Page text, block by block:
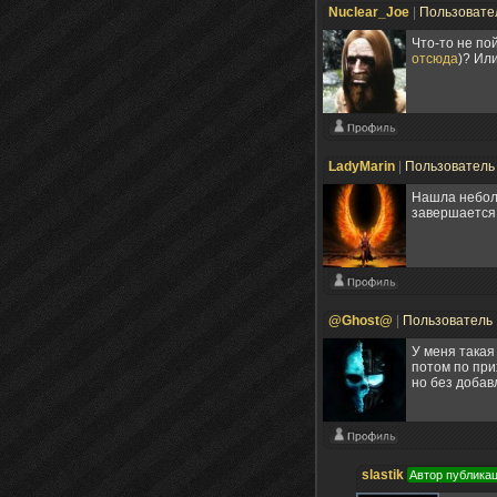
Nuclear_Joe
Что-то не
отсюда)?
LadyMarin
Пользователь
Нашла
@Ghost@ Пользователь
У меня
потом по
но без
slastik Автор